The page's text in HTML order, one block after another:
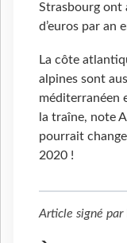
Strasbourg ont
d’euros par an
La côte
alpines sont
méditerranéen
la traîne, note
pourrait
2020 !
Article signé par